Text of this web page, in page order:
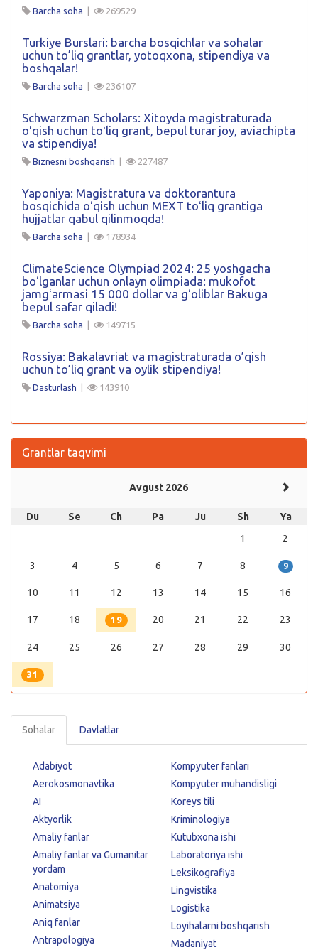
Barcha soha | 269529
Turkiye Burslari: barcha bosqichlar va sohalar
uchun to’liq grantlar, yotoqxona, stipendiya va
boshqalar!
Barcha soha | 236107
Schwarzman Scholars: Xitoyda magistraturada
oʻqish uchun toʻliq grant, bepul turar joy, aviachipta
va stipendiya!
Biznesni boshqarish | 227487
Yaponiya: Magistratura va doktorantura
bosqichida oʻqish uchun MEXT toʻliq grantiga
hujjatlar qabul qilinmoqda!
Barcha soha | 178934
ClimateScience Olympiad 2024: 25 yoshgacha
boʻlganlar uchun onlayn olimpiada: mukofot
jamgʻarmasi 15 000 dollar va gʻoliblar Bakuga
bepul safar qiladi!
Barcha soha | 149715
Rossiya: Bakalavriat va magistraturada o’qish
uchun to’liq grant va oylik stipendiya!
Dasturlash | 143910
Grantlar taqvimi
Avgust 2026
Du Se Ch Pa Ju Sh
Ya
1
2
3 4 5 6 7 8 9
10 11 12 13 14 15 16
17 18 19 20 21 22 23
24 25 26 27 28 29 30
31
Sohalar Davlatlar
Adabiyot
Aerokosmonavtika
AI
Aktyorlik
Amaliy fanlar
Amaliy fanlar va Gumanitar
yordam
Anatomiya
Animatsiya
Aniq fanlar
Antrapologiya
Kompyuter fanlari
Kompyuter muhandisligi
Koreys tili
Kriminologiya
Kutubxona ishi
Laboratoriya ishi
Leksikografiya
Lingvistika
Logistika
Loyihalarni boshqarish
Madaniyat